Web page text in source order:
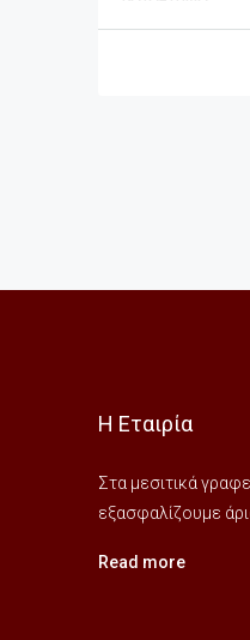
Η Εταιρία
Στα μεσιτικά
εξασφαλίζουμε
Read more